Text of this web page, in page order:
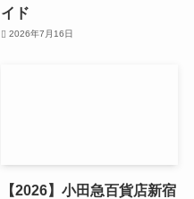
イド
2026年7月16日
【2026】小田急百貨店新宿